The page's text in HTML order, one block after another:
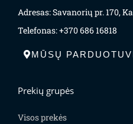
Adresas: Savanorių pr. 170,
Telefonas: +370 686 16818
MŪSŲ
Prekių grupės
Visos prekės